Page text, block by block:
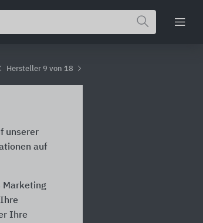
Hersteller 9 von 18
unserer
auf
Marketing
Ihre